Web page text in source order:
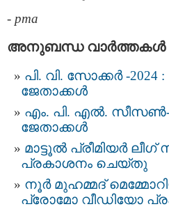
- pma
അനുബന്ധ വാര്‍ത്തകള്‍
പി. വി. സോക്കർ -2024
ജേതാക്കൾ
എം. പി. എൽ.
ജേതാക്കൾ
മാട്ടൂൽ പ്രീമിയർ
പ്രകാശനം ചെയ്തു
നൂർ മുഹമ്മദ്
പ്രോമോ വീഡിയോ